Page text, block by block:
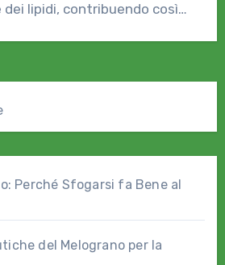
dei lipidi, contribuendo così…
Perché Sfogarsi fa Bene al
del Melograno per la